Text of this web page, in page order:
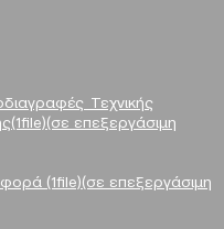
Τεχνικής
επεξεργάσιμη
(1file)(σε επεξεργάσιμη